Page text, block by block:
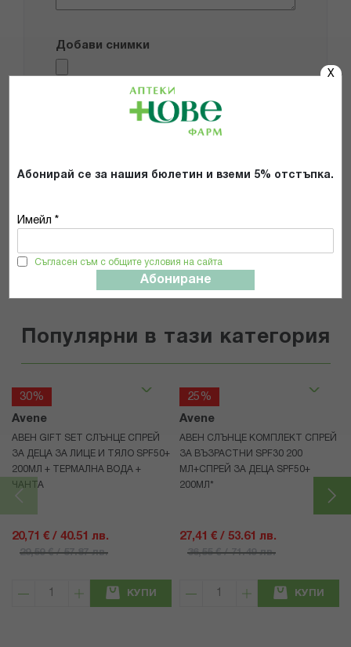
X
Абонирай се за нашия бюлетин и вземи 5% отстъпка.
Имейл *
Съгласен съм с общите условия на сайта
Абониране
Добави снимки
Препоръчвам продукта
Прочетох и се съгласявам с
поверителност
*
Популярни в тази категория
30%
Avene
АВЕН GIFT SET СЛЪНЦЕ СПРЕЙ
ЗА ДЕЦА ЗА ЛИЦЕ И ТЯЛО SPF50+
200МЛ + ТЕРМАЛНА ВОДА +
ЧАНТА
20,71 € / 40.51 лв.
29,59 € / 57.87 лв.
КУПИ
25%
Avene
АВЕН СЛЪНЦЕ КОМПЛЕКТ СПРЕЙ
ЗА ВЪЗРАСТНИ SPF30 200
МЛ+СПРЕЙ ЗА ДЕЦА SPF50+
200МЛ*
27,41 € / 53.61 лв.
36,55 € / 71.49 лв.
КУПИ